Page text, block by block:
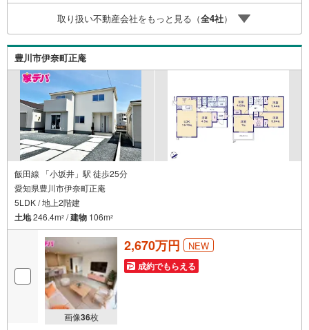
家族皆様でお越しいただける大型店舗です（大型駐車場完
備）。【現地ご案内 随時受け付けています！】お電話受
付 9:00～20:00（年中無休）年中無休につき土日はもちろ
ん平日夜やお仕事終わりのご内覧、女性営業スタッフによ
るご案内も可能です！
取り扱い不動産会社をもっと見る（全4社）
豊川市伊奈町正庵
飯田線 「小坂井」駅 徒歩25分
愛知県豊川市伊奈町正庵
5LDK / 地上2階建
土地246.4m2 /建物 106m2
画像36枚
2,670万円 NEW
成約でもらえる